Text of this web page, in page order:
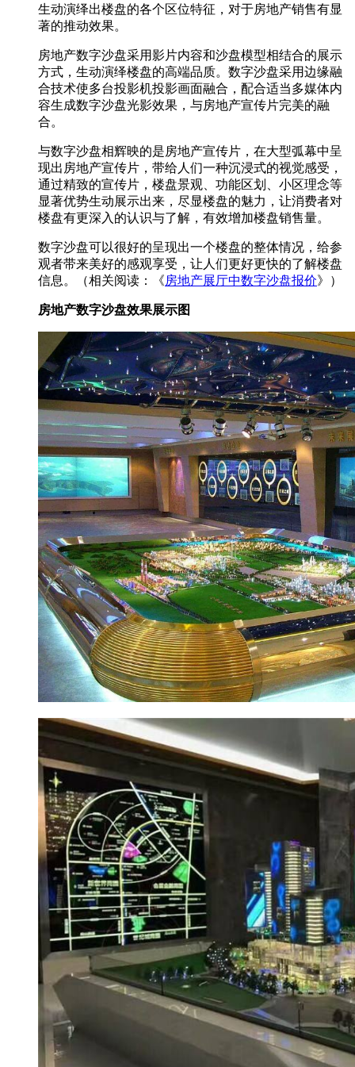
生动演绎出楼盘的各个区位特征，对于房地产销售有显
著的推动效果。
房地产数字沙盘采用影片内容和沙盘模型相结合的展示
方式，生动演绎楼盘的高端品质。数字沙盘采用边缘融
合技术使多台投影机投影画面融合，配合适当多媒体内
容生成数字沙盘光影效果，与房地产宣传片完美的融
合。
与数字沙盘相辉映的是房地产宣传片，在大型弧幕中呈
现出房地产宣传片，带给人们一种沉浸式的视觉感受，
通过精致的宣传片，楼盘景观、功能区划、小区理念等
显著优势生动展示出来，尽显楼盘的魅力，让消费者对
楼盘有更深入的认识与了解，有效增加楼盘销售量。
数字沙盘可以很好的呈现出一个楼盘的整体情况，给参
观者带来美好的感观享受，让人们更好更快的了解楼盘
信息。（相关阅读：《房地产展厅中数字沙盘报价》）
房地产数字沙盘效果展示图